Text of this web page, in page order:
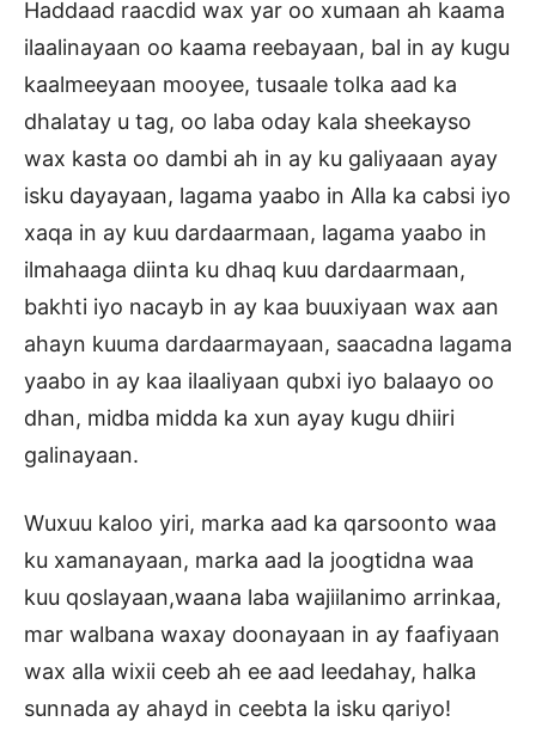
Haddaad raacdid wax yar oo xumaan ah kaama
ilaalinayaan oo kaama reebayaan, bal in ay kugu
kaalmeeyaan mooyee, tusaale tolka aad ka
dhalatay u tag, oo laba oday kala sheekayso
wax kasta oo dambi ah in ay ku galiyaaan ayay
isku dayayaan, lagama yaabo in Alla ka cabsi iyo
xaqa in ay kuu dardaarmaan, lagama yaabo in
ilmahaaga diinta ku dhaq kuu dardaarmaan,
bakhti iyo nacayb in ay kaa buuxiyaan wax aan
ahayn kuuma dardaarmayaan, saacadna lagama
yaabo in ay kaa ilaaliyaan qubxi iyo balaayo oo
dhan, midba midda ka xun ayay kugu dhiiri
galinayaan.
Wuxuu kaloo yiri, marka aad ka qarsoonto waa
ku xamanayaan, marka aad la joogtidna waa
kuu qoslayaan,waana laba wajiilanimo arrinkaa,
mar walbana waxay doonayaan in ay faafiyaan
wax alla wixii ceeb ah ee aad leedahay, halka
sunnada ay ahayd in ceebta la isku qariyo!